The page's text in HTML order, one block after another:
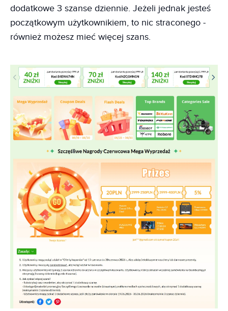
dodatkowe 3 szanse dziennie. Jeżeli jednak jesteś
początkowym użytkownikiem, to nic straconego -
również możesz mieć więcej szans.